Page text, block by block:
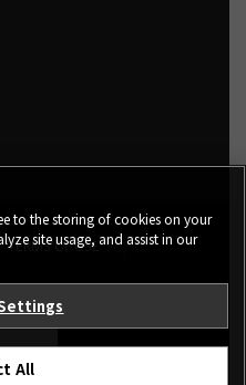
TERMS OF USE
to the storing of cookies on your
site usage, and assist in our
All